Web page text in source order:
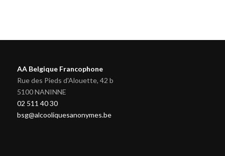
AA Belgique Francophone
Rue des Pieds d'Alouette, 42 b
5100 NANINNE
02 511 40 30
bsg@alcooliquesanonymes.be